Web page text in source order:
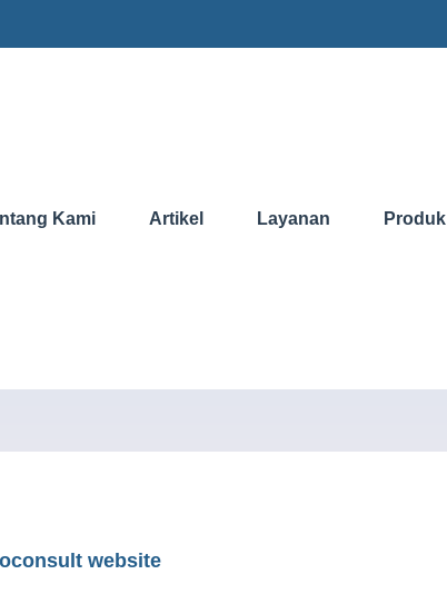
Kami Artikel Layanan Produk
website